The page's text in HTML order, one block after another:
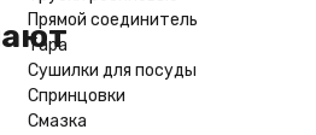
Прямой соединитель
Тара
Сушилки для посуды
Спринцовки
Смазка